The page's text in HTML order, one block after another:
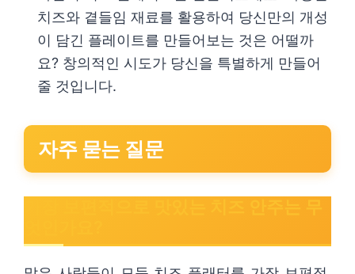
치즈와 곁들임 재료를 활용하여 당신만의 개성
이 담긴 플레이트를 만들어보는 것은 어떨까
요? 창의적인 시도가 당신을 특별하게 만들어
줄 것입니다.
자주 묻는 질문